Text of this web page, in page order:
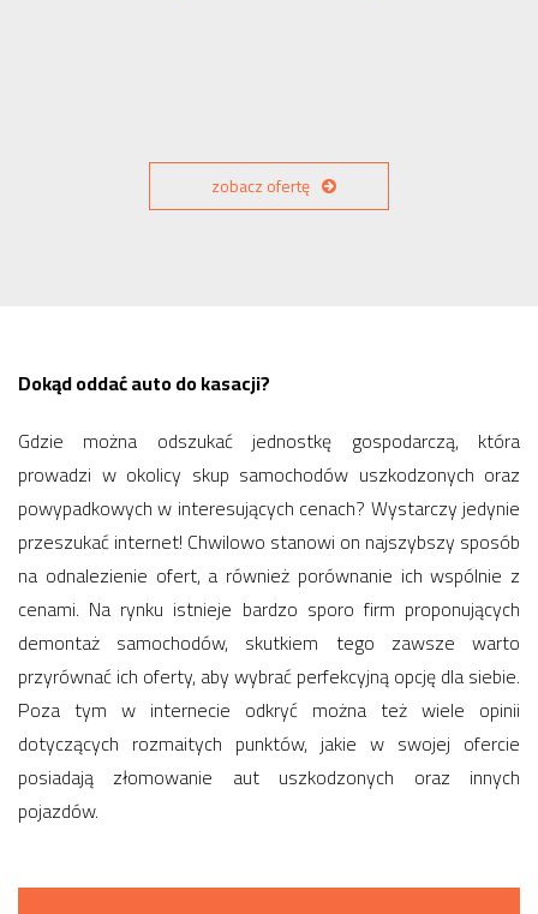
zobacz ofertę
Dokąd oddać auto do kasacji?
Gdzie można odszukać jednostkę gospodarczą, która
prowadzi w okolicy skup samochodów uszkodzonych oraz
powypadkowych w interesujących cenach? Wystarczy jedynie
przeszukać internet! Chwilowo stanowi on najszybszy sposób
na odnalezienie ofert, a również porównanie ich wspólnie z
cenami. Na rynku istnieje bardzo sporo firm proponujących
demontaż samochodów, skutkiem tego zawsze warto
przyrównać ich oferty, aby wybrać perfekcyjną opcję dla siebie.
Poza tym w internecie odkryć można też wiele opinii
dotyczących rozmaitych punktów, jakie w swojej ofercie
posiadają złomowanie aut uszkodzonych oraz innych
pojazdów.